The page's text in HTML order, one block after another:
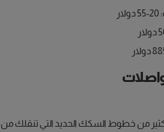
من خطوط السكك الحديد التي تنقلك من